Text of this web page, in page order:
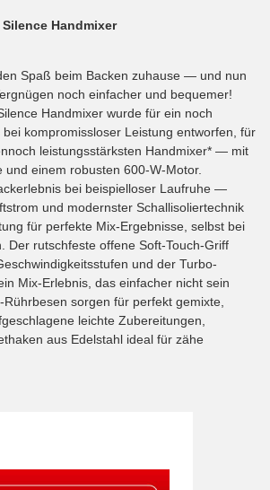
Handmixer
Spaß beim Backen zuhause — und nun
noch einfacher und bequemer!
Handmixer wurde für ein noch
kompromissloser Leistung entworfen, für
leistungsstärksten Handmixer* — mit
und einem robusten 600-W-Motor.
bei beispielloser Laufruhe —
und modernster Schallisoliertechnik
für perfekte Mix-Ergebnisse, selbst bei
Der rutschfeste offene Soft-Touch-Griff
und der Turbo-
Mix-Erlebnis, das einfacher nicht sein
sorgen für perfekt gemixte,
leichte Zubereitungen,
aus Edelstahl ideal für zähe